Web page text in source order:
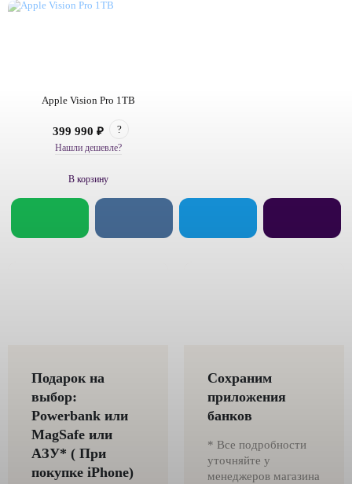
Apple Vision Pro 1TB
399 990 ₽ ?
Нашли дешевле?
В корзину
Подарок на
выбор:
Powerbank или
MagSafe или
AЗУ* ( При
покупке iPhone)
Сохраним
приложения
банков
* Все подробности
уточняйте у
менеджеров магазина